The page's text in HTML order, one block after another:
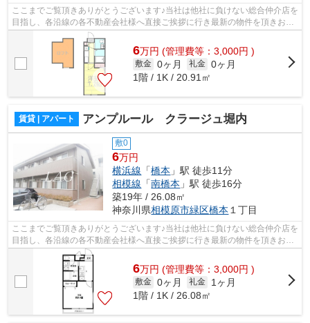
ここまでご覧頂きありがとうございます♪当社は他社に負けない総合仲介店を
目指し、各沿線の各不動産会社様へ直接ご挨拶に行き最新の物件を頂きお客
様へ提供しております！最新の情報は...
6万円 (管理費等：3,000円 )
敷金 0ヶ月 礼金 0ヶ月
1階 / 1K / 20.91㎡
賃貸 | アパート アンプルール クラージュ堀内
敷0
6万円
横浜線 「橋本 」駅 徒歩11分
相模線 「南橋本 」駅 徒歩16分
築19年 / 26.08㎡
神奈川県相模原市緑区橋本 １丁目
ここまでご覧頂きありがとうございます♪当社は他社に負けない総合仲介店を
目指し、各沿線の各不動産会社様へ直接ご挨拶に行き最新の物件を頂きお客
様へ提供しております！最新の情報は...
6万円 (管理費等：3,000円 )
敷金 0ヶ月 礼金
1ヶ月
1階 / 1K / 26.08㎡